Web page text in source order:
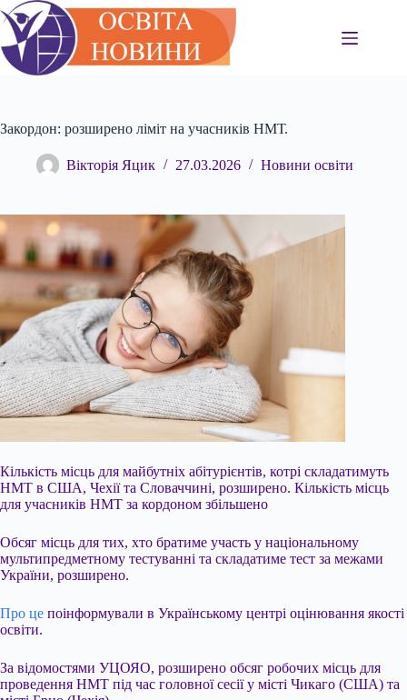
Перейти
до
вмісту
Закордон: розширено ліміт на учасників НМТ.
Вікторія Яцик 27.03.2026 Новини освіти
Кількість місць для майбутніх абітурієнтів, котрі складатимуть
НМТ в США, Чехії та Словаччині, розширено. Кількість місць
для учасників НМТ за кордоном збільшено
Обсяг місць для тих, хто братиме участь у національному
мультипредметному тестуванні та складатиме тест за межами
України, розширено.
Про це поінформували в Українському центрі оцінювання якості
освіти.
За відомостями УЦОЯО, розширено обсяг робочих місць для
проведення НМТ під час головної сесії у місті Чикаго (США) та